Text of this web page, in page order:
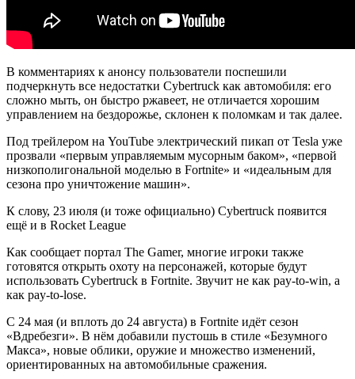
В комментариях к анонсу пользователи поспешили
подчеркнуть все недостатки Cybertruck как автомобиля: его
сложно мыть, он быстро ржавеет, не отличается хорошим
управлением на бездорожье, склонен к поломкам и так далее.
Под трейлером на YouTube электрический пикап от Tesla уже
прозвали «первым управляемым мусорным баком», «первой
низкополигональной моделью в Fortnite» и «идеальным для
сезона про уничтожение машин».
К слову, 23 июля (и тоже официально) Cybertruck появится
ещё и в Rocket League
Как сообщает портал The Gamer, многие игроки также
готовятся открыть охоту на персонажей, которые будут
использовать Cybertruck в Fortnite. Звучит не как pay-to-win, а
как pay-to-lose.
С 24 мая (и вплоть до 24 августа) в Fortnite идёт сезон
«Вдребезги». В нём добавили пустошь в стиле «Безумного
Макса», новые облики, оружие и множество изменений,
ориентированных на автомобильные сражения.